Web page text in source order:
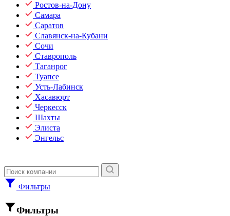
Ростов-на-Дону
Самара
Саратов
Славянск-на-Кубани
Сочи
Ставрополь
Таганрог
Туапсе
Усть-Лабинск
Хасавюрт
Черкесск
Шахты
Элиста
Энгельс
Фильтры
Фильтры